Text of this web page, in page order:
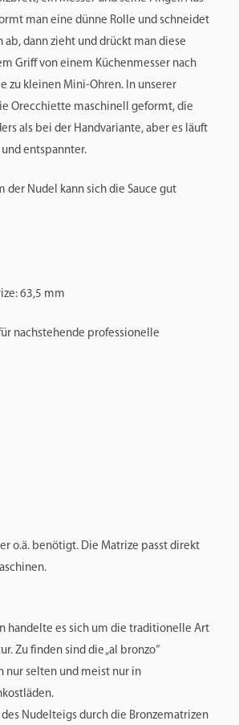
man eine dünne Rolle und schneidet
ab, dann zieht und drückt man diese
Griff von einem Küchenmesser nach
zu kleinen Mini-Ohren. In unserer
Orecchiette maschinell geformt, die
als bei der Handvariante, aber es läuft
entspannter.
der Nudel kann sich die Sauce gut
63,5 mm
nachstehende professionelle
o.ä. benötigt. Die Matrize passt direkt
handelte es sich um die traditionelle Art
Zu finden sind die „al bronzo“
nur selten und meist nur in
des Nudelteigs durch die Bronzematrizen